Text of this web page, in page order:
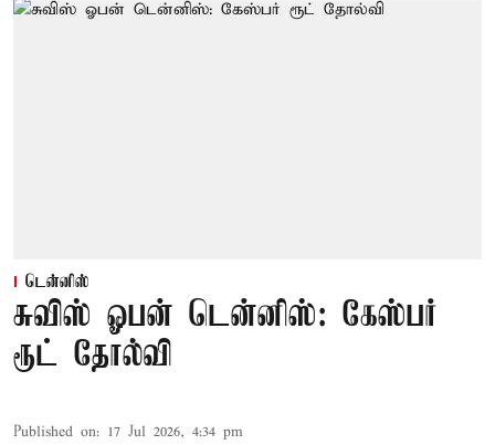
டென்னிஸ்
சுவிஸ் ஓபன் டென்னிஸ்: கேஸ்பர்
ரூட் தோல்வி
Published on: 17 Jul 2026, 4:34 pm